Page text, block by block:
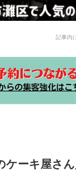
記事内
ケーキ屋さ